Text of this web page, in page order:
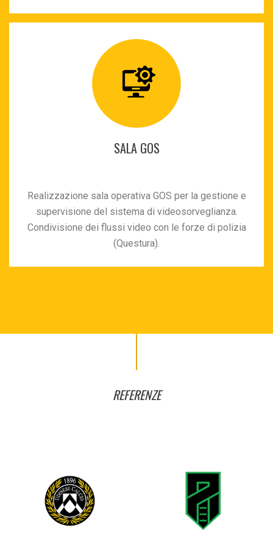
SALA GOS
Realizzazione sala operativa GOS per la gestione e
supervisione del sistema di videosorveglianza.
Condivisione dei flussi video con le forze di polizia
(Questura).
REFERENZE